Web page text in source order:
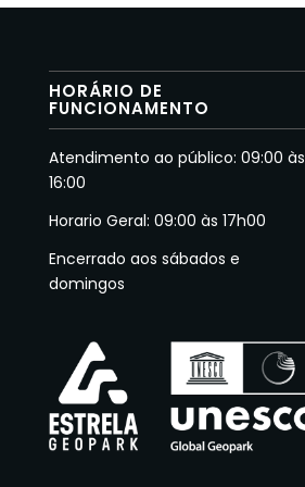
HORÁRIO DE
FUNCIONAMENTO
Atendimento ao público: 09:00 às
16:00
Horario Geral: 09:00 às 17h00
Encerrado aos sábados e
domingos